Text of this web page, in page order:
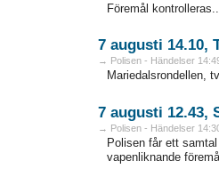
Föremål kontrolleras...
7 augusti 14.10,
→ Polisen - Händelser
Mariedalsrondellen,
7 augusti 12.43,
→ Polisen - Händelser
Polisen får ett
vapenliknande